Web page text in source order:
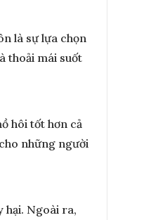
là sự lựa chọn
thoải mái suốt
hôi tốt hơn cả
những người
hại. Ngoài ra,